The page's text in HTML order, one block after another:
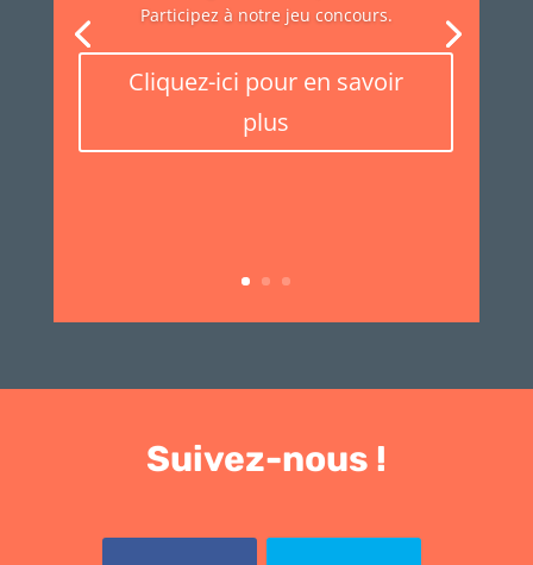
Participez à notre jeu concours.
Cliquez-ici pour en savoir
plus
Suivez-nous !